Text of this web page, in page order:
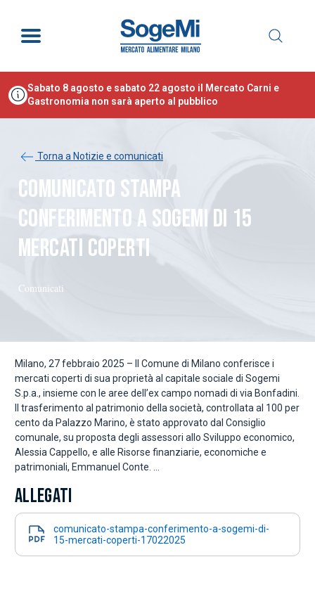
Sabato 8 agosto e sabato 22 agosto il Mercato Carni e
Gastronomia non sarà aperto al pubblico
Torna a Notizie e comunicati
COMUNICATO STAMPA
CONFERIMENTO A SOGEMI DI 15
MERCATI COPERTI
Comunicati
Milano, 27 febbraio 2025 – Il Comune di Milano conferisce i
mercati coperti di sua proprietà al capitale sociale di Sogemi
S.p.a., insieme con le aree dell’ex campo nomadi di via Bonfadini.
Il trasferimento al patrimonio della società, controllata al 100 per
cento da Palazzo Marino, è stato approvato dal Consiglio
comunale, su proposta degli assessori allo Sviluppo economico,
Alessia Cappello, e alle Risorse finanziarie, economiche e
patrimoniali, Emmanuel Conte. ...
ALLEGATI
comunicato-stampa-conferimento-a-sogemi-di-
15-mercati-coperti-17022025